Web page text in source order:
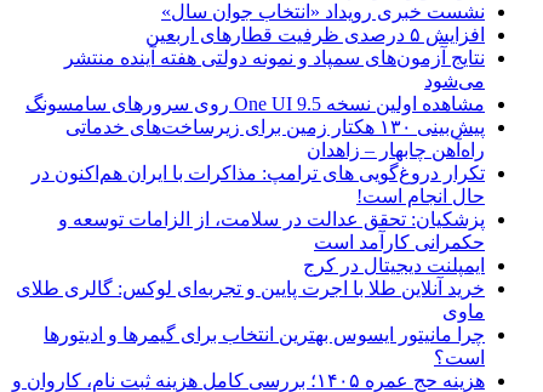
نشست خبری رویداد «انتخاب جوان سال»
افزایش ۵ درصدی ظرفیت قطارهای اربعین
نتایج آزمون‌های سمپاد و نمونه دولتی هفته آینده منتشر
می‌شود
مشاهده اولین نسخه One UI 9.5 روی سرورهای سامسونگ
پیش‌بینی ۱۳۰ هکتار زمین برای زیرساخت‌های خدماتی
راه‌آهن چابهار – زاهدان
تکرار دروغ‌گویی های ترامپ: مذاکرات با ایران هم‌اکنون در
حال انجام است!
پزشکیان: تحقق عدالت در سلامت، از الزامات توسعه و
حکمرانی کارآمد است
ایمپلنت دیجیتال در کرج
خرید آنلاین طلا با اجرت پایین و تجربه‌ای لوکس: گالری طلای
ماوی
چرا مانیتور ایسوس بهترین انتخاب برای گیمرها و ادیتورها
است؟
هزینه حج عمره ۱۴۰۵؛ بررسی کامل هزینه ثبت نام، کاروان و